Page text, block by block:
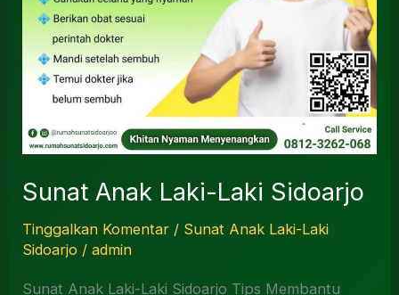
Sunat Anak Laki-Laki Sidoarjo
Tinggalkan Komentar / Sunat Anak Laki-Laki
Sidoarjo /admin
Sunat Anak Laki-Laki Sidoarjo Tips Membantu